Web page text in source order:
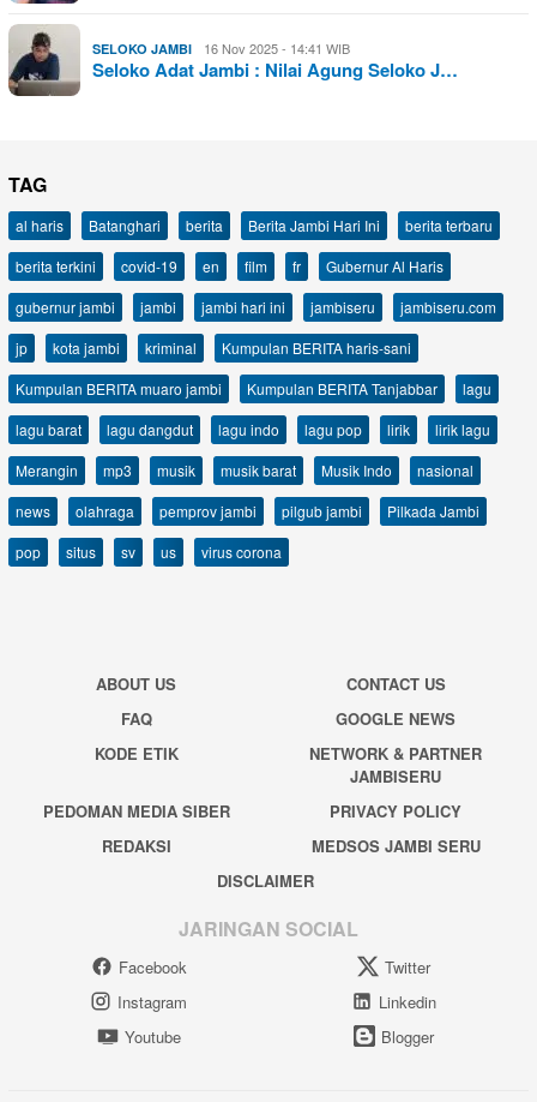
SELOKO JAMBI 16 Nov 2025 - 14:41 WIB
Seloko Adat Jambi : Nilai Agung Seloko J…
TAG
al haris Batanghari berita Berita Jambi Hari Ini
berita terbaru
berita terkini
covid-19 en film fr
Gubernur Al Haris
gubernur jambi
jambi jambi hari ini jambiseru
jambiseru.com
jp
kota jambi kriminal
Kumpulan BERITA haris-sani
Kumpulan BERITA muaro jambi
Kumpulan BERITA Tanjabbar
lagu
lagu barat
lagu dangdut lagu indo lagu pop lirik
lirik lagu
Merangin
mp3 musik musik barat Musik Indo
nasional
news
olahraga pemprov jambi pilgub jambi
Pilkada Jambi
pop
situs sv us virus corona
ABOUT US
CONTACT US
FAQ
GOOGLE NEWS
KODE ETIK
NETWORK & PARTNER
JAMBISERU
PEDOMAN MEDIA SIBER
PRIVACY POLICY
REDAKSI
MEDSOS JAMBI SERU
DISCLAIMER
JARINGAN SOCIAL
Facebook
Twitter
Instagram
Linkedin
Youtube
Blogger